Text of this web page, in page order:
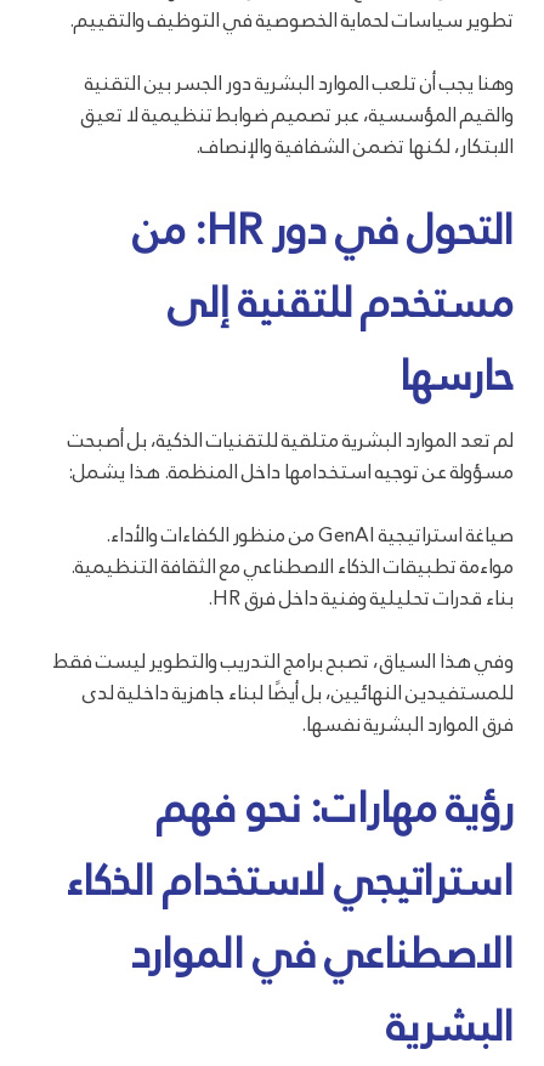
تطوير سياسات لحماية الخصوصية في التوظيف والتقييم.
وهنا يجب أن تلعب الموارد البشرية دور الجسر بين التقنية
والقيم المؤسسية، عبر تصميم ضوابط تنظيمية لا تعيق
الابتكار، لكنها تضمن الشفافية والإنصاف.
التحول في دور HR: من
مستخدم للتقنية إلى
حارسها
لم تعد الموارد البشرية متلقية للتقنيات الذكية، بل أصبحت
مسؤولة عن توجيه استخدامها داخل المنظمة. هذا يشمل:
صياغة استراتيجية GenAI من منظور الكفاءات والأداء.
مواءمة تطبيقات الذكاء الاصطناعي مع الثقافة التنظيمية.
بناء قدرات تحليلية وفنية داخل فرق HR.
وفي هذا السياق، تصبح برامج التدريب والتطوير ليست فقط
للمستفيدين النهائيين، بل أيضًا لبناء جاهزية داخلية لدى
فرق الموارد البشرية نفسها.
رؤية مهارات: نحو فهم
استراتيجي لاستخدام الذكاء
الاصطناعي في الموارد
البشرية